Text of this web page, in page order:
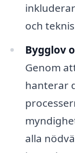
och
Bygglov
Genom
hanterar
alla